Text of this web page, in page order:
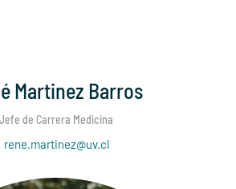
Martinez Barros
Jefe de Carrera Medicina
rene.martinez@uv.cl